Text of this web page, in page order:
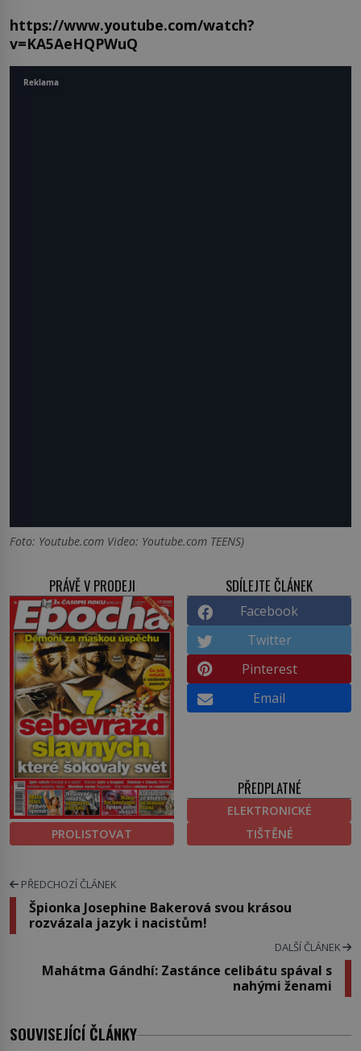
https://www.youtube.com/watch?
v=KA5AeHQPWuQ
Foto: Youtube.com Video: Youtube.com TEENS)
PRÁVĚ V PRODEJI
PROLISTOVAT
SDÍLEJTE ČLÁNEK
Facebook
Twitter
Pinterest
Email
PŘEDPLATNÉ
ELEKTRONICKÉ
TIŠTĚNÉ
PŘEDCHOZÍ ČLÁNEK
Špionka Josephine Bakerová svou krásou
rozvázala jazyk i nacistům!
DALŠÍ ČLÁNEK
Mahátma Gándhí: Zastánce celibátu spával s
nahými ženami
SOUVISEJÍCÍ ČLÁNKY
Reklama